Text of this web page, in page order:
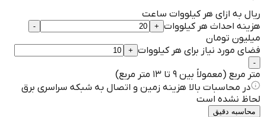
ریال به ازای هر کیلووات ساعت
هزینه احداث هر کیلووات +
-
میلیون تومان
فضای مورد نیاز برای هر کیلووات +
-
متر مربع (معمولاً بین ۹ تا ۱۳ متر مربع)
در محاسبات بالا هزینه زمین و اتصال به شبکه سراسری برق
لحاظ نشده است
محاسبه دقیق